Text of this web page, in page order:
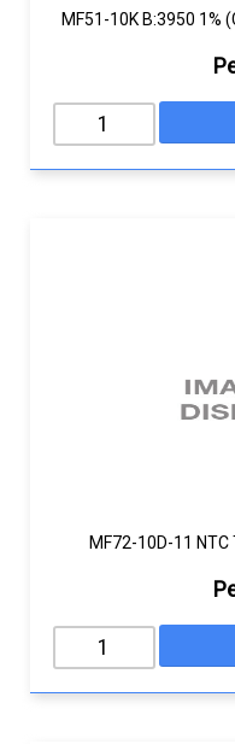
MF51-10K B:3950 1%
MF72-10D-11 NTC